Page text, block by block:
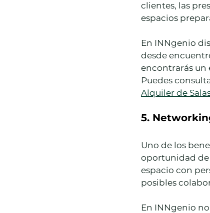
clientes, las
espacios
En INNgenio
desde
encontrarás un
Puedes
Alquiler de
5.
Uno de los
oportunidad de
espacio con
posibles
En INNgenio